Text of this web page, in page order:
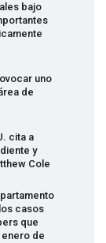
bajo
uno
de
cita a
y
Cole
casos
que
de